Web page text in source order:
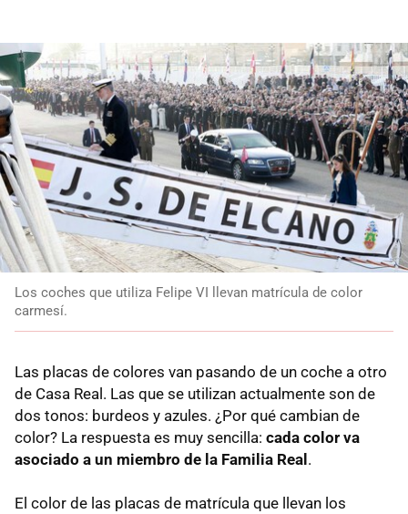
Los coches que utiliza Felipe VI llevan matrícula de color
carmesí.
Las placas de colores van pasando de un coche a otro
de Casa Real. Las que se utilizan actualmente son de
dos tonos: burdeos y azules. ¿Por qué cambian de
color? La respuesta es muy sencilla: cada color va
asociado a un miembro de la Familia Real .
El color de las placas de matrícula que llevan los